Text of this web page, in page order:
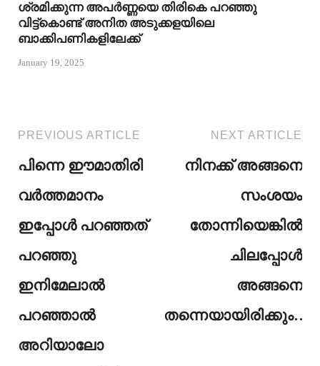
ശ്രമിക്കുന്ന അപർണ്ണയെ തിരികെ പറഞ്ഞു
വിട്ട്കൊണ്ട് അനിത അടുക്കളയിലെ
ബാക്കിപണികളിലേക്ക്
January 19, 2025
PREVIOUS ARTICLE
പിന്നെ ഈമാതിരി
വർത്തമാനം
ഇപ്പോൾ പറഞ്ഞത്
പറഞ്ഞു
ഇനിമേലാൽ
പറഞ്ഞാൽ
അറിയാലോ
NEXT ARTICLE
നിനക്ക് അങ്ങനെ
സംശയം
തോന്നിയെങ്കിൽ
ചിലപ്പോൾ
അങ്ങനെ
തന്നെയായിരിക്കും…